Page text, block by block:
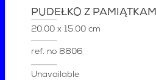
PUDEŁKO Z PAMIĄTKAMI
20.00 x 15.00 cm
ref. no 8806
Unavailable